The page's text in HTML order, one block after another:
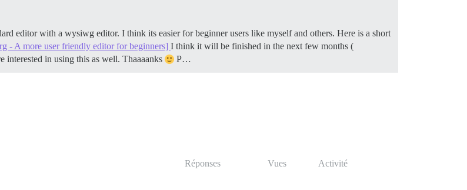
editor with a wysiwg editor. I think its easier for beginner users like myself and others. Here is a short
- A more user friendly editor for beginners] I think it will be finished in the next few months (
interested in using this as well. Thaaaanks P…
Réponses Vues Activité